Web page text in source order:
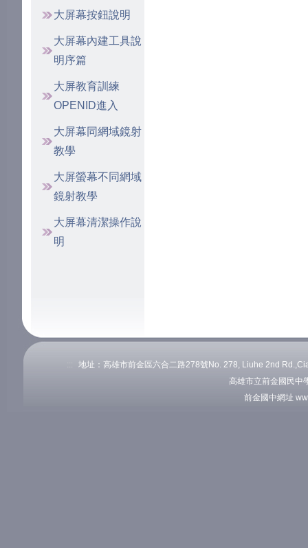
大屏幕按鈕說明
大屏幕內建工具說
明序篇
大屏教育訓練
OPENID進入
大屏幕同網域鏡射
教學
大屏螢幕不同網域
鏡射教學
大屏幕清潔操作說
明
:::
地址：高雄市前金區六合二路278號No. 278, Liuhe 2nd
高雄市立前金國民中
前金國中網址